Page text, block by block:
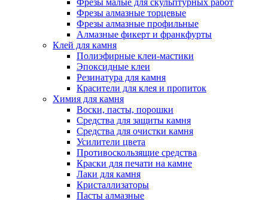
Фрезы малые для скульптурных работ
Фрезы алмазные торцевые
Фрезы алмазные профильные
Алмазные фикерт и франкфурты
Клей для камня
Полиэфирные клеи-мастики
Эпоксидные клеи
Резинатура для камня
Красители для клея и пропиток
Химия для камня
Воски, пасты, порошки
Средства для защиты камня
Средства для очистки камня
Усилители цвета
Противоскользящие средства
Краски для печати на камне
Лаки для камня
Кристаллизаторы
Пасты алмазные